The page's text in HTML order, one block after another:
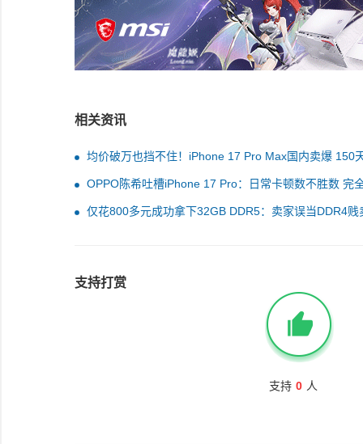
相关资讯
均价破万也挡不住！iPhone 17 Pro Max国内卖爆 150
活销量超1000万台
OPPO陈希吐槽iPhone 17 Pro：日常卡顿数不胜数 完
讲究了
仅花800多元成功拿下32GB DDR5：卖家误当DDR4贱
支持打赏
支持 0 人